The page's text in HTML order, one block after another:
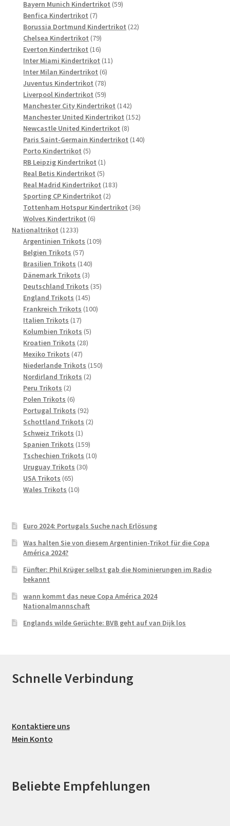
Produkte
Bayern Munich Kindertrikot 5959
Benfica Kindertrikot 77
Produkte
Borussia Dortmund Kindertrikot 2222
Chelsea Kindertrikot 7979
Produkte
Everton Kindertrikot 1616
Produkte
Inter Miami Kindertrikot 1111
Inter Milan Kindertrikot 66
Produkte
Juventus Kindertrikot 7878
Produkte
Liverpool Kindertrikot 5959
Produkte
Manchester City Kindertrikot 142142
Produkte
Manchester United Kindertrikot 152152
Newcastle United Kindertrikot 88
Produkte
Paris Saint-Germain Kindertrikot 140140
Porto Kindertrikot 55
Produkte
RB Leipzig Kindertrikot 11
Produkt
Real Betis Kindertrikot 55
Produkte
Real Madrid Kindertrikot 183183
Sporting CP Kindertrikot 22
Produkte
Tottenham Hotspur Kindertrikot 3636
Wolves Kindertrikot 66
Nationaltrikot 12331233
Produkte
Argentinien Trikots 109109
Belgien Trikots 5757
Produkte
Brasilien Trikots 140140
Dänemark Trikots 33
Produkte
Deutschland Trikots 3535
England Trikots 145145
Produkte
Frankreich Trikots 100100
Italien Trikots 1717
Produkte
Kolumbien Trikots 55
Kroatien Trikots 2828
Mexiko Trikots 4747
Produkte
Niederlande Trikots 150150
Nordirland Trikots 22
Peru Trikots 22
Produkte
Polen Trikots 66
Produkte
Portugal Trikots 9292
Produkte
Schottland Trikots 22
Schweiz Trikots 11
Produkt
Spanien Trikots 159159
Produkte
Tschechien Trikots 1010
Uruguay Trikots 3030
USA Trikots 6565
Produkte
Wales Trikots 1010
Euro 2024: Portugals Suche nach Erlösung
Was halten Sie von diesem Argentinien-Trikot für die Copa
América 2024?
Fünfter: Phil Krüger selbst gab die Nominierungen im Radio
bekannt
wann kommt das neue Copa América 2024
Nationalmannschaft
Englands wilde Gerüchte: BVB geht auf van Dijk los
Schnelle Verbindung
Kontaktiere uns
Mein Konto
Beliebte Empfehlungen